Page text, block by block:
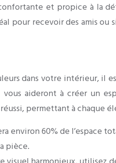
et propice à la
recevoir des amis ou
dans votre intérieur,
aideront à créer un
permettant à chaque
60% de l’espace
pièce.